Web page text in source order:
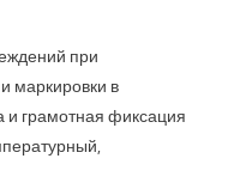
при
маркировки в
и грамотная фиксация